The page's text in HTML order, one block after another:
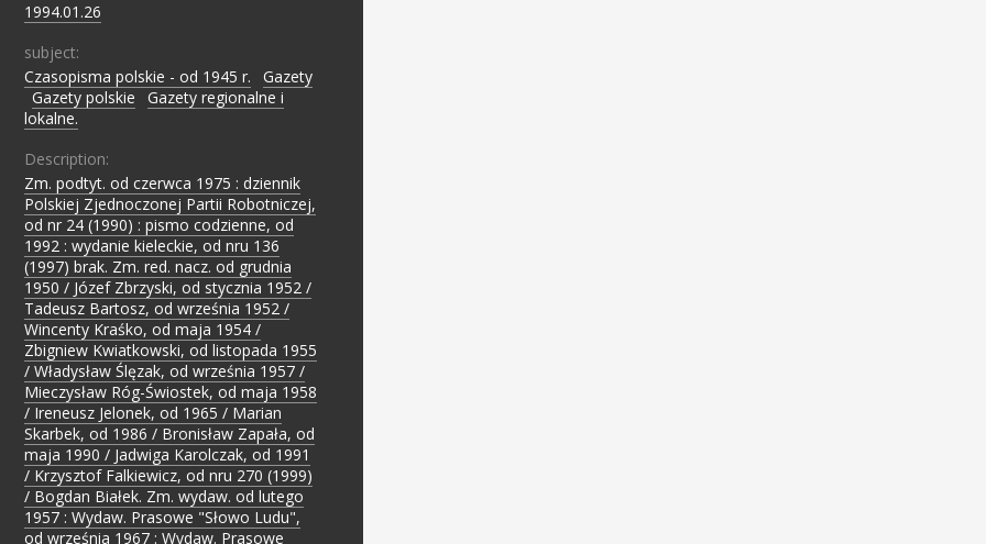
1994.01.26
subject:
Czasopisma polskie - od 1945 r.
Gazety
Gazety polskie
Gazety regionalne i
lokalne.
Description:
Zm. podtyt. od czerwca 1975 : dziennik
Polskiej Zjednoczonej Partii Robotniczej,
od nr 24 (1990) : pismo codzienne, od
1992 : wydanie kieleckie, od nru 136
(1997) brak. Zm. red. nacz. od grudnia
1950 / Józef Zbrzyski, od stycznia 1952 /
Tadeusz Bartosz, od września 1952 /
Wincenty Kraśko, od maja 1954 /
Zbigniew Kwiatkowski, od listopada 1955
/ Władysław Ślęzak, od września 1957 /
Mieczysław Róg-Świostek, od maja 1958
/ Ireneusz Jelonek, od 1965 / Marian
Skarbek, od 1986 / Bronisław Zapała, od
maja 1990 / Jadwiga Karolczak, od 1991
/ Krzysztof Falkiewicz, od nru 270 (1999)
/ Bogdan Białek. Zm. wydaw. od lutego
1957 : Wydaw. Prasowe "Słowo Ludu",
od września 1967 : Wydaw. Prasowe